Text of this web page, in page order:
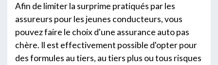
Afin de limiter la surprime pratiqués par les
assureurs pour les jeunes conducteurs, vous
pouvez faire le choix d'une assurance auto pas
chère. Il est effectivement possible d'opter pour
des formules au tiers, au tiers plus ou tous risques